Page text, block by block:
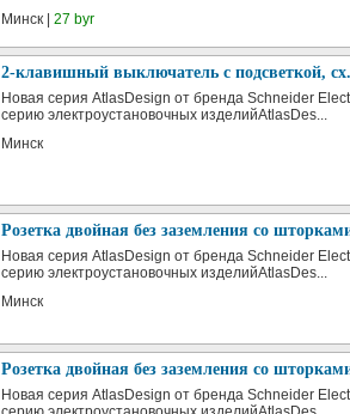
Минск | 27 byr
2-клавишный выключатель с подсветкой,
Новая серия AtlasDesign от бренда Schneider
серию электроустановочных изделийAtlasDes...
Минск
Розетка двойная без заземления со
Новая серия AtlasDesign от бренда Schneider
серию электроустановочных изделийAtlasDes...
Минск
Розетка двойная без заземления со
Новая серия AtlasDesign от бренда Schneider